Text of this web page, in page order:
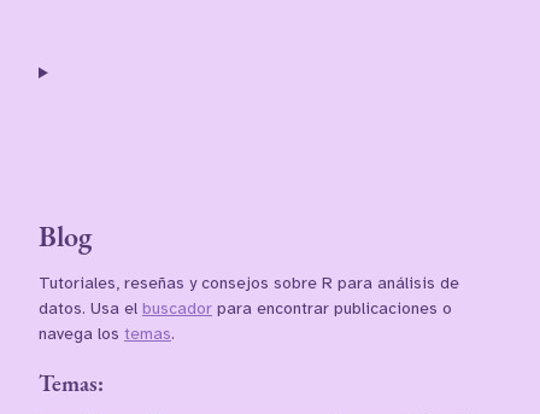
Blog
Tutoriales, reseñas y consejos sobre R para análisis de
datos. Usa el buscador para encontrar publicaciones o
navega los temas.
Temas: